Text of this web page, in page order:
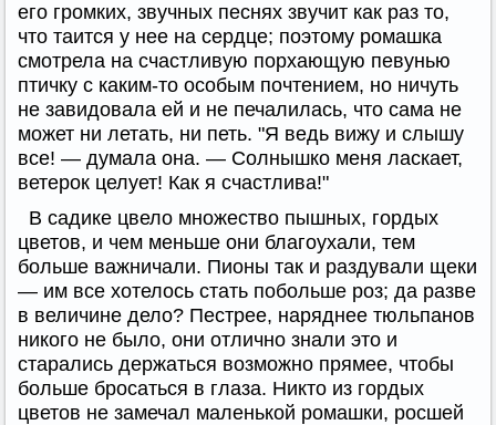
его громких, звучных песнях звучит как раз то,
что таится у нее на сердце; поэтому ромашка
смотрела на счастливую порхающую певунью
птичку с каким-то особым почтением, но ничуть
не завидовала ей и не печалилась, что сама не
может ни летать, ни петь. "Я ведь вижу и слышу
все! — думала она. — Солнышко меня ласкает,
ветерок целует! Как я счастлива!"
В садике цвело множество пышных, гордых
цветов, и чем меньше они благоухали, тем
больше важничали. Пионы так и раздували щеки
— им все хотелось стать побольше роз; да разве
в величине дело? Пестрее, наряднее тюльпанов
никого не было, они отлично знали это и
старались держаться возможно прямее, чтобы
больше бросаться в глаза. Никто из гордых
цветов не замечал маленькой ромашки, росшей